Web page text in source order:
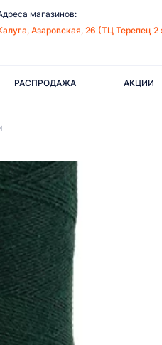
магазинов:
Азаровская, 26 (ТЦ Терепец 2
РАСПРОДАЖА АКЦИИ